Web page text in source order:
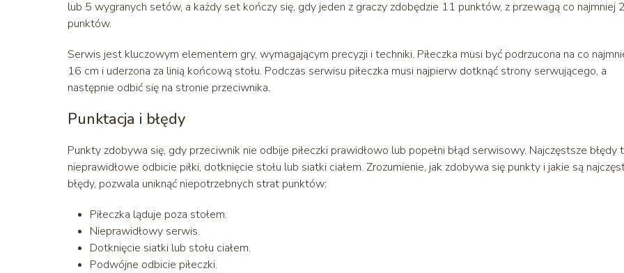
lub 5 wygranych setów, a każdy set kończy się, gdy jeden z graczy zdobędzie 11 punktów, z przewagą co najmniej 2
punktów.
Serwis jest kluczowym elementem gry, wymagającym precyzji i techniki. Piłeczka musi być podrzucona na co
16 cm i uderzona za linią końcową stołu. Podczas serwisu piłeczka musi najpierw dotknąć strony serwującego, a
następnie odbić się na stronie przeciwnika.
Punktacja i błędy
Punkty zdobywa się, gdy przeciwnik nie odbije piłeczki prawidłowo lub popełni błąd serwisowy. Najczęstsze błędy
nieprawidłowe odbicie piłki, dotknięcie stołu lub siatki ciałem. Zrozumienie, jak zdobywa się punkty i jakie są
błędy, pozwala uniknąć niepotrzebnych strat punktów:
Piłeczka ląduje poza stołem.
Nieprawidłowy serwis.
Dotknięcie siatki lub stołu ciałem.
Podwójne odbicie piłeczki.